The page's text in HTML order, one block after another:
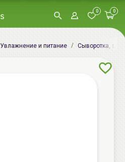
0 0
Увлажнение и питание Сыворотка,